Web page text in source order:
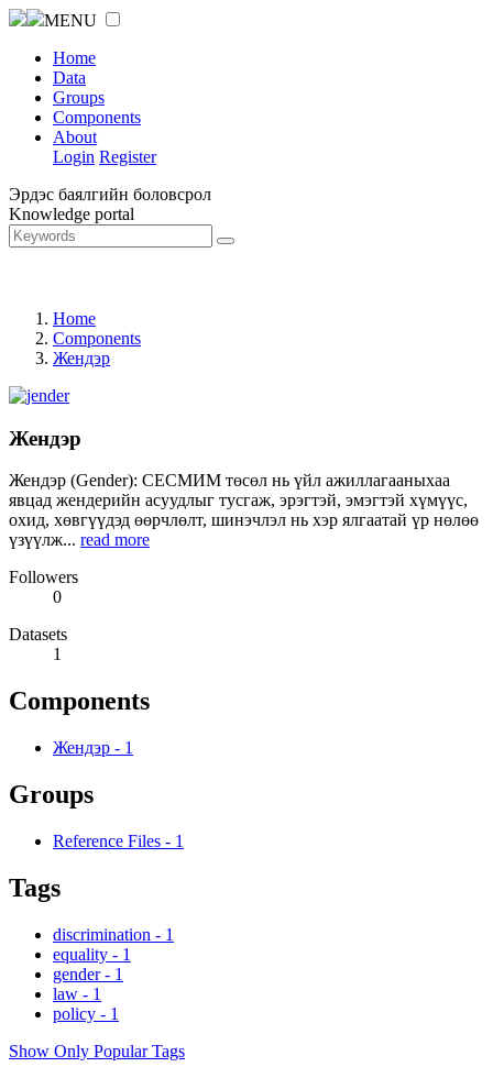
MENU
Home
Data
Groups
Components
About
Login Register
Эрдэс баялгийн боловсрол
Knowledge portal
Home
Components
Жендэр
Жендэр
Жендэр (Gender): СЕСМИМ төсөл нь үйл ажиллагааныхаа
явцад жендерийн асуудлыг тусгаж, эрэгтэй, эмэгтэй хүмүүс,
охид, хөвгүүдэд өөрчлөлт, шинэчлэл нь хэр ялгаатай үр нөлөө
үзүүлж... read more
Followers
0
Datasets
1
Components
Жендэр - 1
Groups
Reference Files - 1
Tags
discrimination - 1
equality - 1
gender - 1
law - 1
policy - 1
Show Only Popular Tags